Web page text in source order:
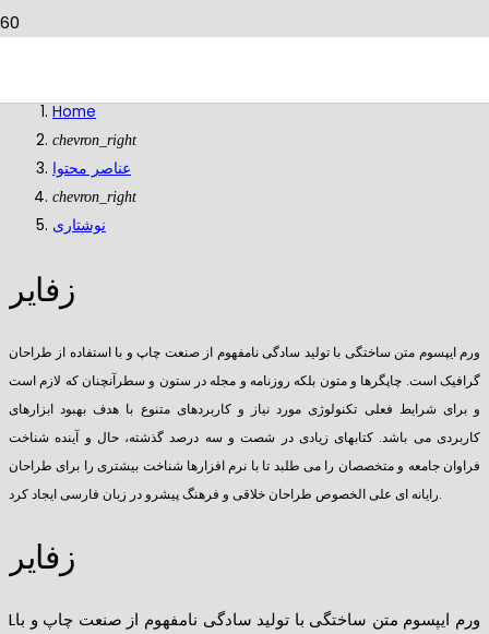
Home
chevron_right
عناصر محتوا
chevron_right
نوشتاری
زفایر
ورم ایپسوم متن ساختگی با تولید سادگی نامفهوم از صنعت چاپ و با استفاده از طراحان
گرافیک است. چاپگرها و متون بلکه روزنامه و مجله در ستون و سطرآنچنان که لازم است
و برای شرایط فعلی تکنولوژی مورد نیاز و کاربردهای متنوع با هدف بهبود ابزارهای
کاربردی می باشد. کتابهای زیادی در شصت و سه درصد گذشته، حال و آینده شناخت
فراوان جامعه و متخصصان را می طلبد تا با نرم افزارها شناخت بیشتری را برای طراحان
رایانه ای علی الخصوص طراحان خلاقی و فرهنگ پیشرو در زبان فارسی ایجاد کرد.
زفایر
Lورم ایپسوم متن ساختگی با تولید سادگی نامفهوم از صنعت چاپ و با